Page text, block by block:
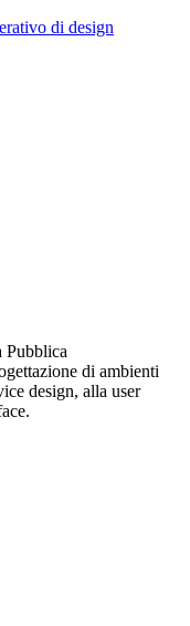
di design
Pubblica
di ambienti
design, alla user